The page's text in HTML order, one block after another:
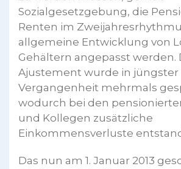
Sozialgesetzgebung, die
Renten im
allgemeine Entwicklung von
Gehältern angepasst werden.
Ajustement wurde in jüngster
Vergangenheit mehrmals
wodurch bei den
und Kollegen zusätzliche
Einkommensverluste
Das nun am 1. Januar 2013